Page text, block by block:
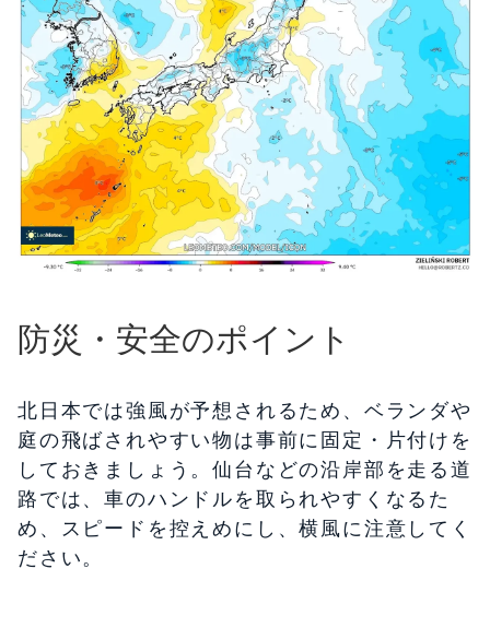
防災・安全のポイント
北日本では強風が予想されるため、ベランダや
庭の飛ばされやすい物は事前に固定・片付けを
しておきましょう。仙台などの沿岸部を走る道
路では、車のハンドルを取られやすくなるた
め、スピードを控えめにし、横風に注意してく
ださい。